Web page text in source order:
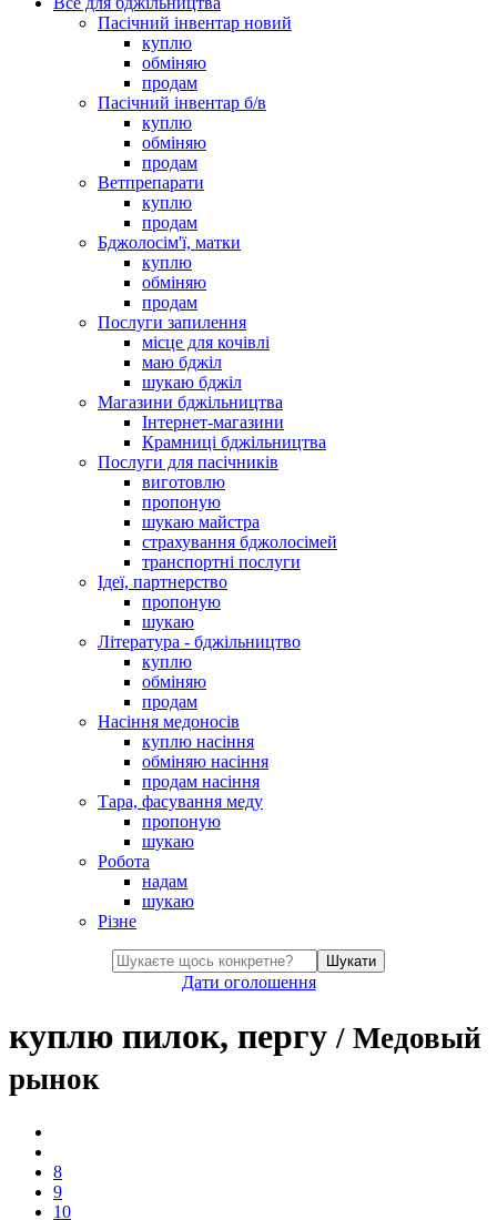
Пасічний інвентар новий
куплю
обміняю
продам
Пасічний інвентар б/в
куплю
обміняю
продам
Ветпрепарати
куплю
продам
Бджолосім'ї, матки
куплю
обміняю
продам
Послуги запилення
місце для кочівлі
маю бджіл
шукаю бджіл
Магазини бджільництва
Інтернет-магазини
Крамниці бджільництва
Послуги для пасічників
виготовлю
пропоную
шукаю майстра
страхування бджолосімей
транспортні послуги
Ідеї, партнерство
пропоную
шукаю
Література - бджільництво
куплю
обміняю
продам
Насіння медоносів
куплю насіння
обміняю насіння
продам насіння
Тара, фасування меду
пропоную
шукаю
Робота
надам
шукаю
Різне
Шукати
Дати оголошення
куплю пилок, пергу/ Медовый
рынок
8
9
10